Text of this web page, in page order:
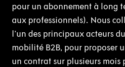
pour un abonnement à long
aux professionnels). Nous
l'un des principaux acteurs
mobilité B2B, pour proposer
un contrat sur plusieurs mois